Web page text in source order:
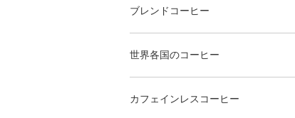
ブレンドコーヒー
世界各国のコーヒー
カフェインレスコーヒー